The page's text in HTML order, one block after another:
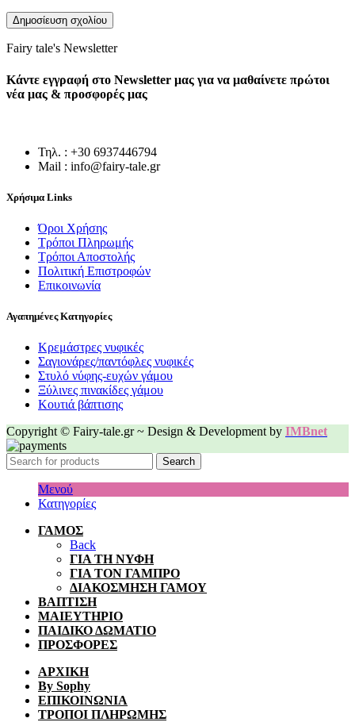
Fairy tale's Newsletter
Κάντε εγγραφή στο Newsletter μας για να μαθαίνετε πρώτοι
νέα μας & προσφορές μας
Τηλ. : +30 6937446794
Mail : info@fairy-tale.gr
Χρήσιμα Links
Όροι Χρήσης
Τρόποι Πληρωμής
Τρόποι Αποστολής
Πολιτική Επιστροφών
Επικοινωνία
Αγαπημένες Κατηγορίες
Κρεμάστρες νυφικές
Σαγιονάρες/παντόφλες νυφικές
Στυλό νύφης-ευχών γάμου
Ξύλινες πινακίδες γάμου
Κουτιά βάπτισης
Copyright © Fairy-tale.gr ~ Design & Development by IMBnet
Search
Μενού
Κατηγορίες
ΓΑΜΟΣ
Back
ΓΙΑ ΤΗ ΝΥΦΗ
ΓΙΑ ΤΟΝ ΓΑΜΠΡΟ
ΔΙΑΚΟΣΜΗΣΗ ΓΑΜΟΥ
ΒΑΠΤΙΣΗ
ΜΑΙΕΥΤΗΡΙΟ
ΠΑΙΔΙΚΟ ΔΩΜΑΤΙΟ
ΠΡΟΣΦΟΡΕΣ
ΑΡΧΙΚΗ
By Sophy
ΕΠΙΚΟΙΝΩΝΙΑ
ΤΡΟΠΟΙ ΠΛΗΡΩΜΗΣ